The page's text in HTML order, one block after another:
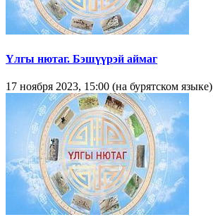
Yлгы нютаг. Бэшүүрэй аймаг
17 ноября 2023, 15:00 (на бурятском языке)